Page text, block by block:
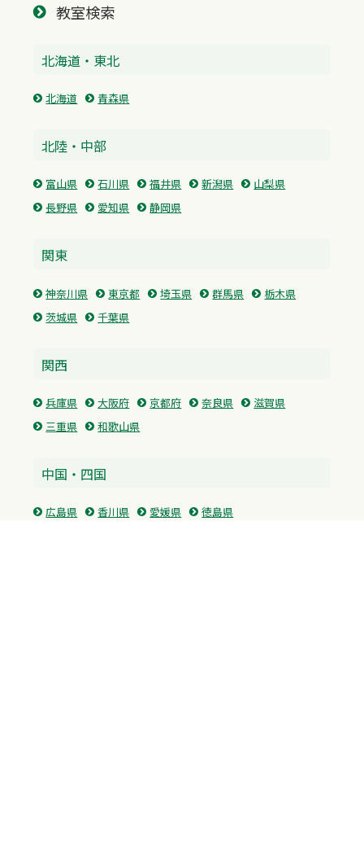
教室検索
北海道・東北
北海道 青森県
北陸・中部
富山県 石川県 福井県 新潟県
山梨県
長野県
愛知県 静岡県
関東
神奈川県 東京都 埼玉県 群馬県
栃木県
茨城県
千葉県
関西
兵庫県 大阪府 京都府 奈良県
滋賀県
三重県
和歌山県
中国・四国
広島県 香川県 愛媛県 徳島県